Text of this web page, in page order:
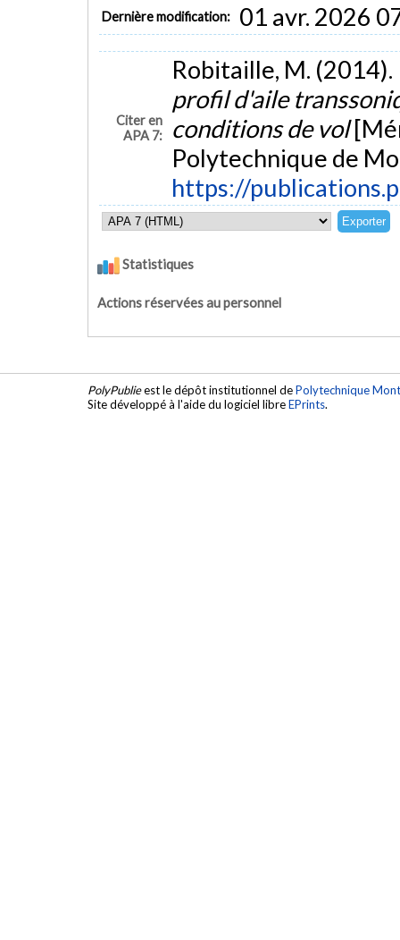
Dernière modification: 01 avr. 2026
Citer en
APA 7:
Robitaille, M. (2014).
profil d'aile
conditions de vol
Polytechnique de
https://
Statistiques
Actions réservées au personnel
PolyPublieest le dépôt institutionnel dePolytechnique
Site développé à l'aide du logiciel libreEPrints.